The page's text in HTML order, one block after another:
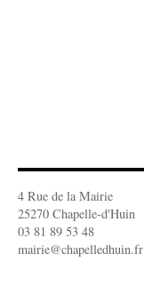
4 Rue de la Mairie
25270 Chapelle-d'Huin
03 81 89 53 48
mairie@chapelledhuin.fr